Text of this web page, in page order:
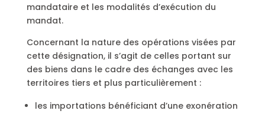
mandataire et les modalités d’exécution du
mandat.
Concernant la nature des opérations visées par
cette désignation, il s’agit de celles portant sur
des biens dans le cadre des échanges avec les
territoires tiers et plus particulièrement :
les importations bénéficiant d’une exonération